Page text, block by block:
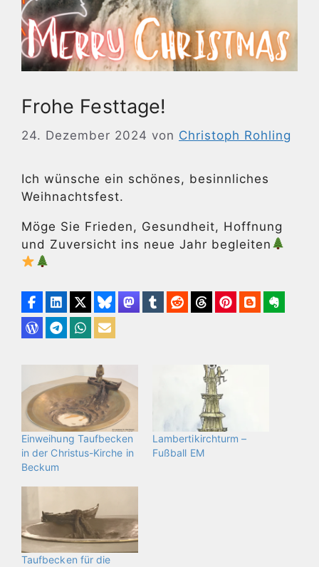
Frohe Festtage!
24. Dezember 2024 von Christoph Rohling
Ich wünsche ein schönes, besinnliches
Weihnachtsfest.
Möge Sie Frieden, Gesundheit, Hoffnung
und Zuversicht ins neue Jahr begleiten
Einweihung Taufbecken
in der Christus-Kirche in
Beckum
Lambertikirchturm –
Fußball EM
Taufbecken für die